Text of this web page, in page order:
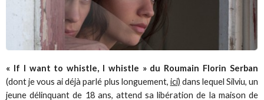
« If I want to whistle, I whistle » du Roumain Florin Serban
(dont je vous ai déjà parlé plus longuement, ici) dans lequel Silviu, un
jeune délinquant de 18 ans, attend sa libération de la maison de